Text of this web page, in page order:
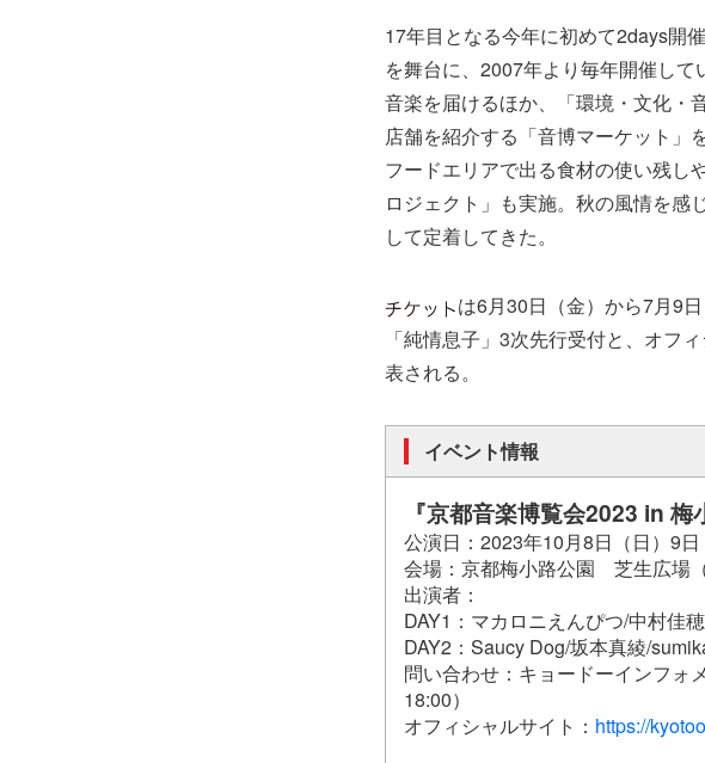
17年目となる今年に初めて2days開
を舞台に、2007年より毎年開催し
音楽を届けるほか、「環境・文化・
店舗を紹介する「音博マーケット」
フードエリアで出る食材の使い残し
ロジェクト」も実施。秋の風情を感
して定着してきた。
は6月30日（金）から7月9
「純情息子」3次先行受付と、オフ
表される。
イベント情報
『京都音楽博覧会2023 in 梅
公演日：2023年10月8日（日）9
会場：京都梅小路公園 芝生広場
出演者：
DAY1：マカロニえんぴつ/中村佳
DAY2：Saucy Dog/坂本真綾/
問い合わせ：キョードーインフォ
18:00）
オフィシャルサイト： https://